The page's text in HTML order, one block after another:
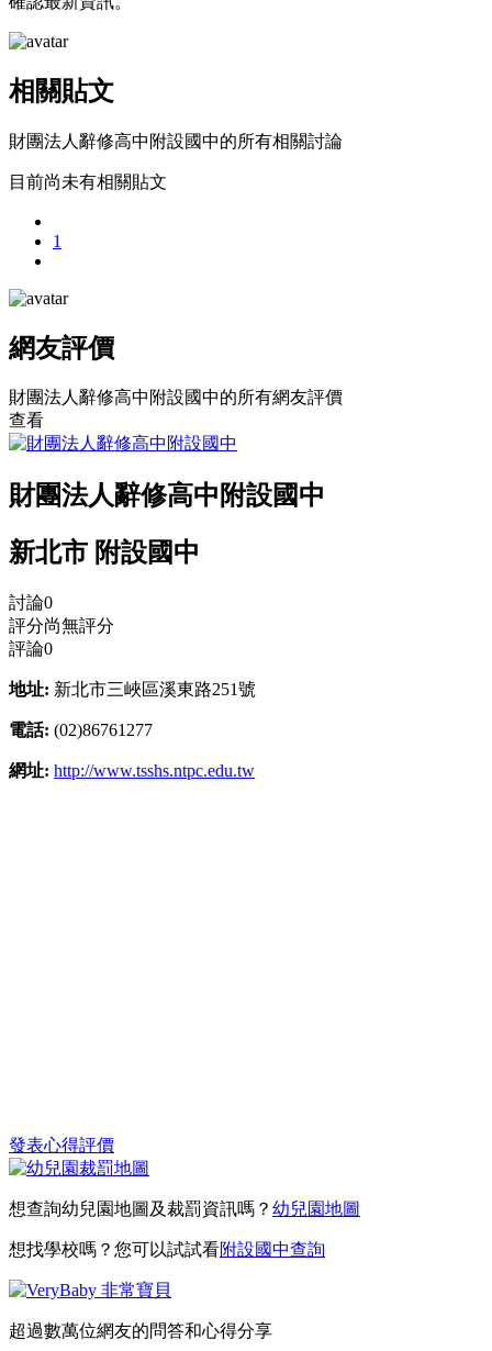
相關貼文
財團法人辭修高中附設國中的所有相關討論
目前尚未有相關貼文
1
網友評價
財團法人辭修高中附設國中的所有網友評價
查看
財團法人辭修高中附設國中
新北市 附設國中
討論0
評分尚無評分
評論0
地址: 新北市三峽區溪東路251號
電話: (02)86761277
網址: http://www.tsshs.ntpc.edu.tw
發表心得評價
想查詢幼兒園地圖及裁罰資訊嗎？ 幼兒園地圖
想找學校嗎？您可以試試看附設國中查詢
超過數萬位網友的問答和心得分享